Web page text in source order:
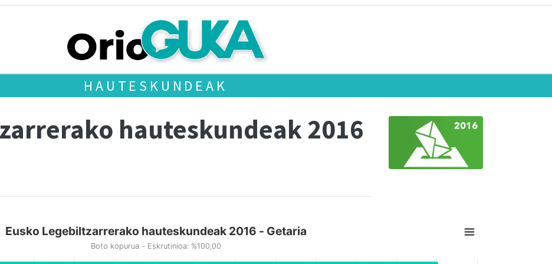
HAUTESKUNDEAK
hauteskundeak 2016
Eusko Legebiltzarrerako hauteskundeak 2016 - Getaria
Boto kopurua - Eskrutinioa: %100,00